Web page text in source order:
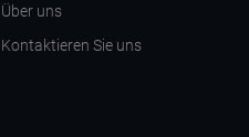
Über uns
Kontaktieren Sie uns